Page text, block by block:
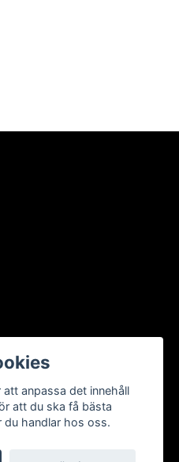
anpassa det innehåll
att du ska få bästa
du handlar hos oss.